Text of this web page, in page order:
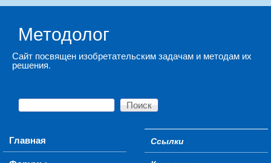
Методолог
Сайт посвящен изобретательским задачам и методам их
решения.
Форма поиска
Поиск
Main menu
Главная
Secondary menu
Ссылки